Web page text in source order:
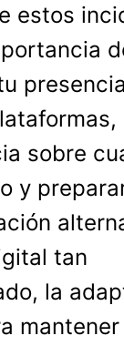
estos
sobre
y
tan
la
mantener